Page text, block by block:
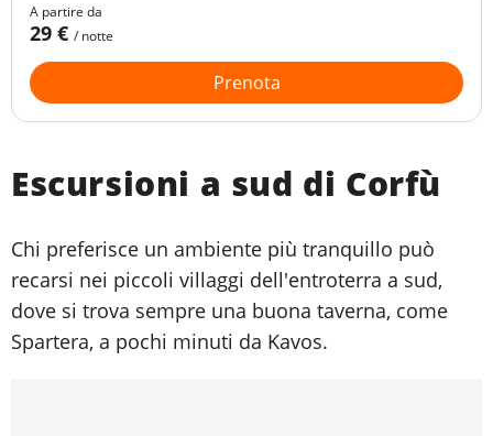
A partire da
29 € / notte
Prenota
Escursioni a sud di Corfù
Chi preferisce un ambiente più tranquillo può
recarsi nei piccoli villaggi dell'entroterra a sud,
dove si trova sempre una buona taverna, come
Spartera, a pochi minuti da Kavos.